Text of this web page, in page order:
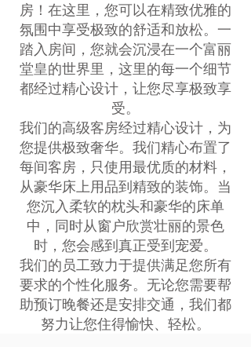
房！在这里，您可以在精致优雅的
氛围中享受极致的舒适和放松。一
踏入房间，您就会沉浸在一个富丽
堂皇的世界里，这里的每一个细节
都经过精心设计，让您尽享极致享
受。
我们的高级客房经过精心设计，为
您提供极致奢华。我们精心布置了
每间客房，只使用最优质的材料，
从豪华床上用品到精致的装饰。当
您沉入柔软的枕头和豪华的床单
中，同时从窗户欣赏壮丽的景色
时，您会感到真正受到宠爱。
我们的员工致力于提供满足您所有
要求的个性化服务。无论您需要帮
助预订晚餐还是安排交通，我们都
努力让您住得愉快、轻松。